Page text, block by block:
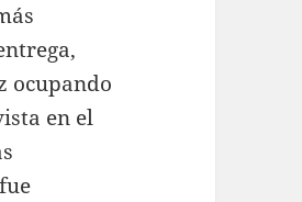
ocupando
en el